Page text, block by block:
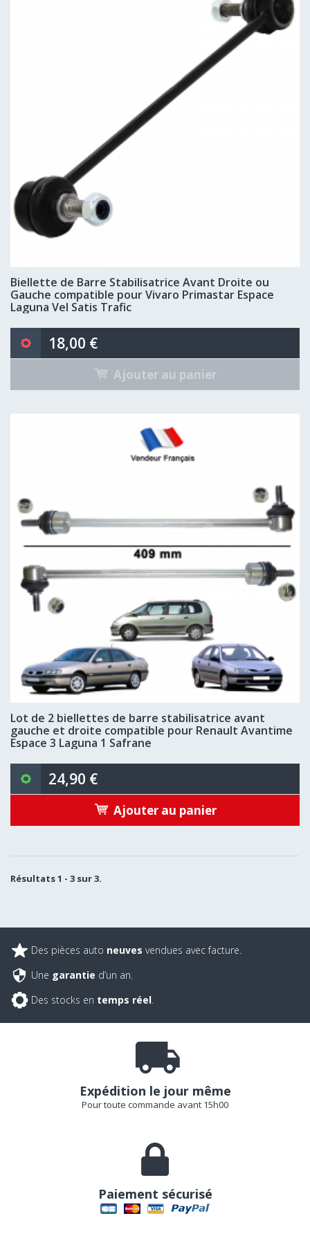
Biellette de Barre Stabilisatrice Avant Droite ou
Gauche compatible pour Vivaro Primastar Espace
Laguna Vel Satis Trafic
18,00 €
Ajouter au panier
Lot de 2 biellettes de barre stabilisatrice avant
gauche et droite compatible pour Renault Avantime
Espace 3 Laguna 1 Safrane
24,90 €
Ajouter au panier
Résultats 1 - 3 sur 3.
Des pièces auto neuves vendues avec facture.
Une garantie d’un an.
Des stocks en temps réel.
Expédition le jour même
Pour toute commande avant 15h00
Paiement sécurisé